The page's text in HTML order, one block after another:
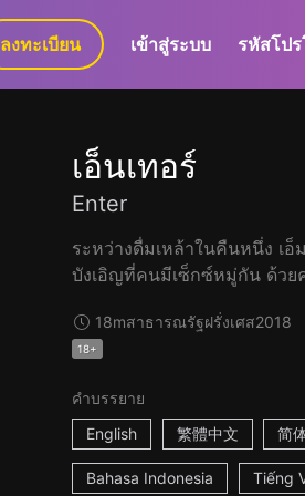
GaLa+
ลงทะเบียน เข้าสู่ระบบ รหัสโป
เอ็นเทอร์
Enter
ระหว่างดื่มเหล้าในคืนหนึ่ง เ
บังเอิญที่คนมีเซ็กซ์หมู่กัน ด้วย
18mสาธารณรัฐฝรั่งเศส2018
18+
คำบรรยาย
English
繁體中文 简
Bahasa Indonesia Tiếng